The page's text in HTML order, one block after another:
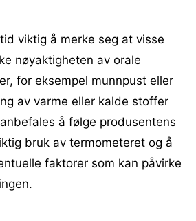
viktig å merke seg at visse
nøyaktigheten av orale
for eksempel munnpust eller
av varme eller kalde stoffer
å følge produsentens
bruk av termometeret og å
faktorer som kan påvirke